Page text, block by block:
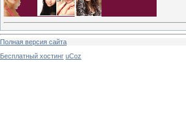
Полная версия сайта
Бесплатный хостинг uCoz